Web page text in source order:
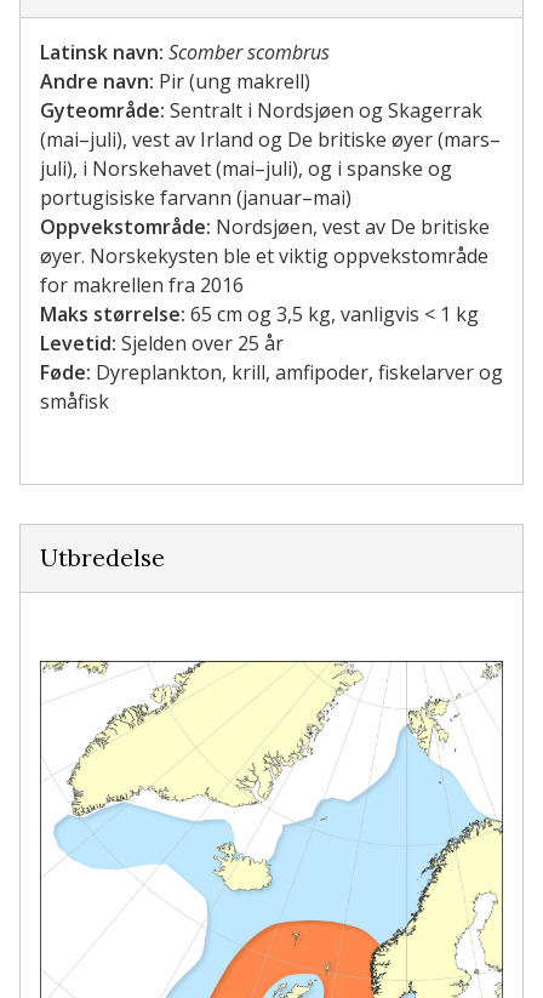
Latinsk navn: Scomber scombrus
Andre navn: Pir (ung makrell)
Gyteområde: Sentralt i Nordsjøen og Skagerrak
(mai–juli), vest av Irland og De britiske øyer (mars–
juli), i Norskehavet (mai–juli), og i spanske og
portugisiske farvann (januar–mai)
Oppvekstområde: Nordsjøen, vest av De britiske
øyer. Norskekysten ble et viktig oppvekstområde
for makrellen fra 2016
Maks størrelse: 65 cm og 3,5 kg, vanligvis < 1 kg
Levetid: Sjelden over 25 år
Føde: Dyreplankton, krill, amfipoder, fiskelarver og
småfisk
Utbredelse